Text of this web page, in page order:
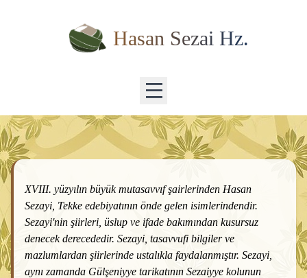
Hasan Sezai Hz.
XVIII. yüzyılın büyük mutasavvıf şairlerinden Hasan
Sezayi, Tekke edebiyatının önde gelen isimlerindendir.
Sezayi'nin şiirleri, üslup ve ifade bakımından kusursuz
denecek derecededir. Sezayi, tasavvufi bilgiler ve
mazlumlardan şiirlerinde ustalıkla faydalanmıştır. Sezayi,
aynı zamanda Gülşeniyye tarikatının Sezaiyye kolunun